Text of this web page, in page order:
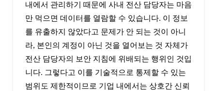
내에서 관리하기 때문에 사내 전산 담당자는 마음
만 먹으면 데이터를 열람할 수 있습니다. 이 정보
를 유출하지 않았다고 문제가 안 되는 것이 아니
라, 본인의 계정이 아닌 것을 열어보는 것 자체가
전산 담당자의 보안 지침에 위배되는 행위인 것입
니다. 그렇다고 이를 기술적으로 통제할 수 있는
범위도 제한적이므로 기업 내에서는 상호간 신뢰